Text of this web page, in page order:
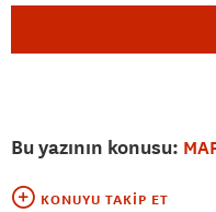
Bu yazının konusu:
KONUYU TAKIP ET